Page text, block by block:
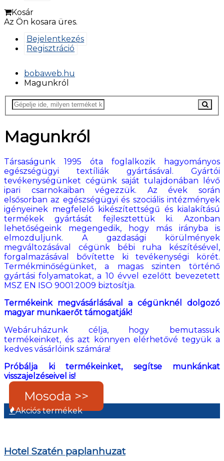
Kosár
Az Ön kosara üres.
Bejelentkezés
Regisztráció
bobaweb.hu
Magunkról
Magunkról
Társaságunk 1995 óta foglalkozik hagyományos
egészségügyi textíliák gyártásával. Gyártói
tevékenységünket cégünk saját tulajdonában lévő
ipari csarnokaiban végezzük. Az évek során
elsősorban az egészségügyi és szociális intézmények
igényeinek megfelelő kikészítettségű és kialakítású
termékek gyártását fejlesztettük ki. Azonban
lehetőségeink megengedik, hogy más irányba is
elmozduljunk. A gazdasági körülmények
megváltozásával cégünk bébi ruha készítésével,
forgalmazásával bővítette ki tevékenységi körét.
Termékminőségünket, a magas szinten történő
gyártási folyamatokat, a 10 évvel ezelőtt bevezetett
MSZ EN ISO 9001:2009 biztosítja.
Termékeink megvásárlásával a cégünknél dolgozó
magyar munkaerőt támogatják!
Webáruházunk célja, hogy bemutassuk
termékeinket, és azt könnyen elérhetővé tegyük a
kedves vásárlóink számára!
Próbálja ki termékeinket, segítse munkánkat
visszajelzéseivel is!
Mosoda >>
Akciós termékek
Hotel Szatén paplanhuzat